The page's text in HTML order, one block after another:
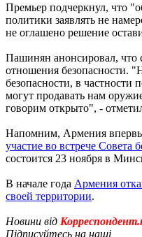
Премьер подчеркнул, что
политики заявлять не
не оглашено решение
Пашинян анонсировал, что
отношения безопасности.
безопасности, в
могут продавать нам
говорим открыто", -
Напомним, Армения
участие во встрече Совета
состоится 23 ноября в
В начале года Армения
своей территории.
Новини від
Підписуйтесь на наші